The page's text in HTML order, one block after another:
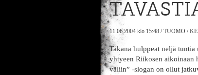
11.06.2004 klo 15:48 /TUOMO /
Takana hulppeat neljä tuntia
yhtyeen Riikosen aikoinaan
väliin” -slogan on ollut